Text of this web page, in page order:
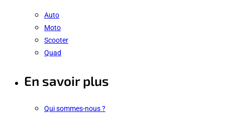
Auto
Moto
Scooter
Quad
En savoir plus
Qui sommes-nous ?